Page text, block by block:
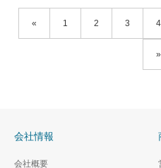
« 1 2 3 4
»
会社情報
会社概要